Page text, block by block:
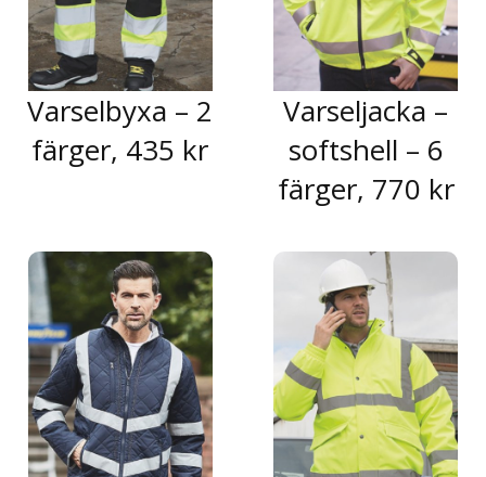
Varselbyxa – 2
färger, 435 kr
Varseljacka –
softshell – 6
färger, 770 kr